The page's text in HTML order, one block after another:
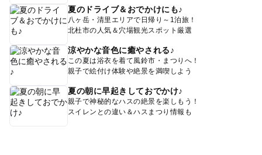
夏のドライブ＆おでかけにも♪
八ヶ岳・清里エリアで日帰り～1泊旅！
北杜市の人気＆穴場観光スポット厳選
涼やかな音色に癒やされる♪
この夏は浴衣を着て風鈴市・まつりへ！
親子で絵付け体験や絶景を満喫しよう
夏の朝に早起きしておでかけ♪
親子で神秘的なハスの絶景を楽しもう！
スイレンとの違い＆ハスまつり情報も